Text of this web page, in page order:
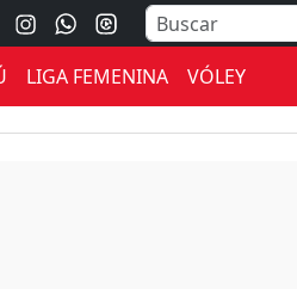
LIGA FEMENINA VÓLEY